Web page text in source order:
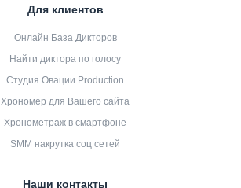
Для клиентов
Онлайн База Дикторов
Найти диктора по голосу
Студия Овации Production
Хрономер для Вашего сайта
Хронометраж в смартфоне
SMM накрутка соц сетей
Наши контакты